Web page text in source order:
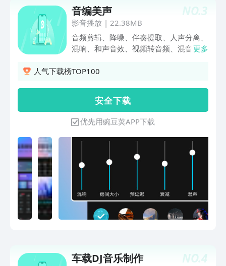
NO.3
音编美声
影音播放 | 22.38MB
音频剪辑、降噪、伴奏提取、人声分离、
混响、和声音效、视频转音频、混音、拼
格式转换、升降调、压缩、等音频处理的
【多轨编辑】多个音轨同时编辑对齐分割
调整加音效，超强混音【歌曲合成】不同
音频混合在一起，比如自己声音和伴奏合
成或声音添加背景音乐(混合对齐精准到
0.001秒)【音乐剪辑】剪辑或删除音频其
中一部分【音频调音】音频加音效，如：
和声/混响/高低音/黑胶唱片/音乐厅/录音
棚等【AI取伴奏】完美提取音乐伴奏、钢
声、可消除混响和回声【音频拼接】不同
音频拼接在一起成为一个连续的音频【音
效素材】千万种音效免费下载，如：鸟
式转换器【降噪】消除音频中类似于嘶
更多
人气下载榜TOP100
安 全 下 载
优先用豌豆荚APP下载
NO.4
车载DJ音乐制作